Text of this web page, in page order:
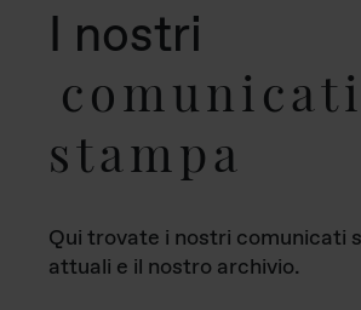
I nostri
comunicati
stampa
Qui trovate i nostri comunicati
attuali e il nostro archivio.